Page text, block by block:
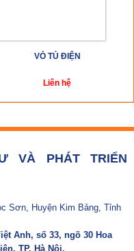
VỎ TỦ ĐIỆN
Liên hệ
VÀ PHÁT TRIỂN
Sơn, Huyện Kim Bảng, Tỉnh
Anh, số 33, ngõ 30 Hoa
TP. Hà Nội.